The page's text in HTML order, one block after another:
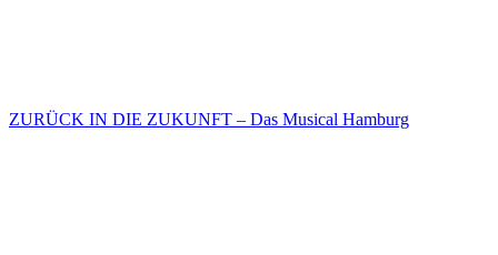
ZURÜCK IN DIE ZUKUNFT – Das Musical Hamburg